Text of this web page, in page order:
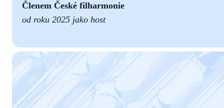
Členem České filharmonie
od roku 2025 jako host